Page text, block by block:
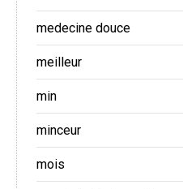
medecine douce
meilleur
min
minceur
mois